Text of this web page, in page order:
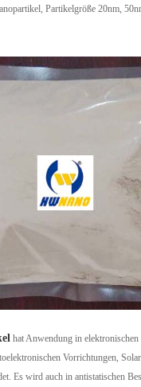
Partikelgröße 20nm,
hat Anwendung in
Vorrichtungen,
Es wird auch in antistatischen